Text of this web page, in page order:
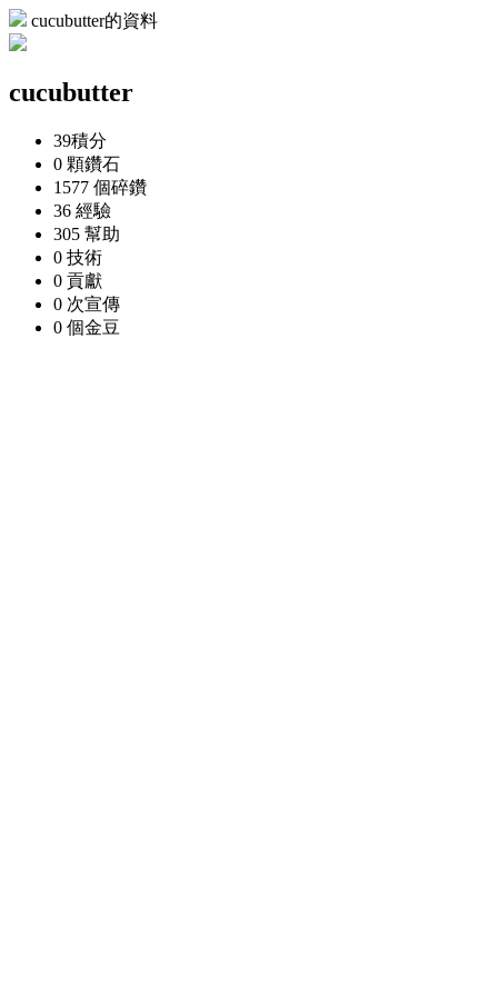
cucubutter的資料
cucubutter
39積分
0 顆鑽石
1577 個碎鑽
36 經驗
305 幫助
0 技術
0 貢獻
0 次宣傳
0 個金豆